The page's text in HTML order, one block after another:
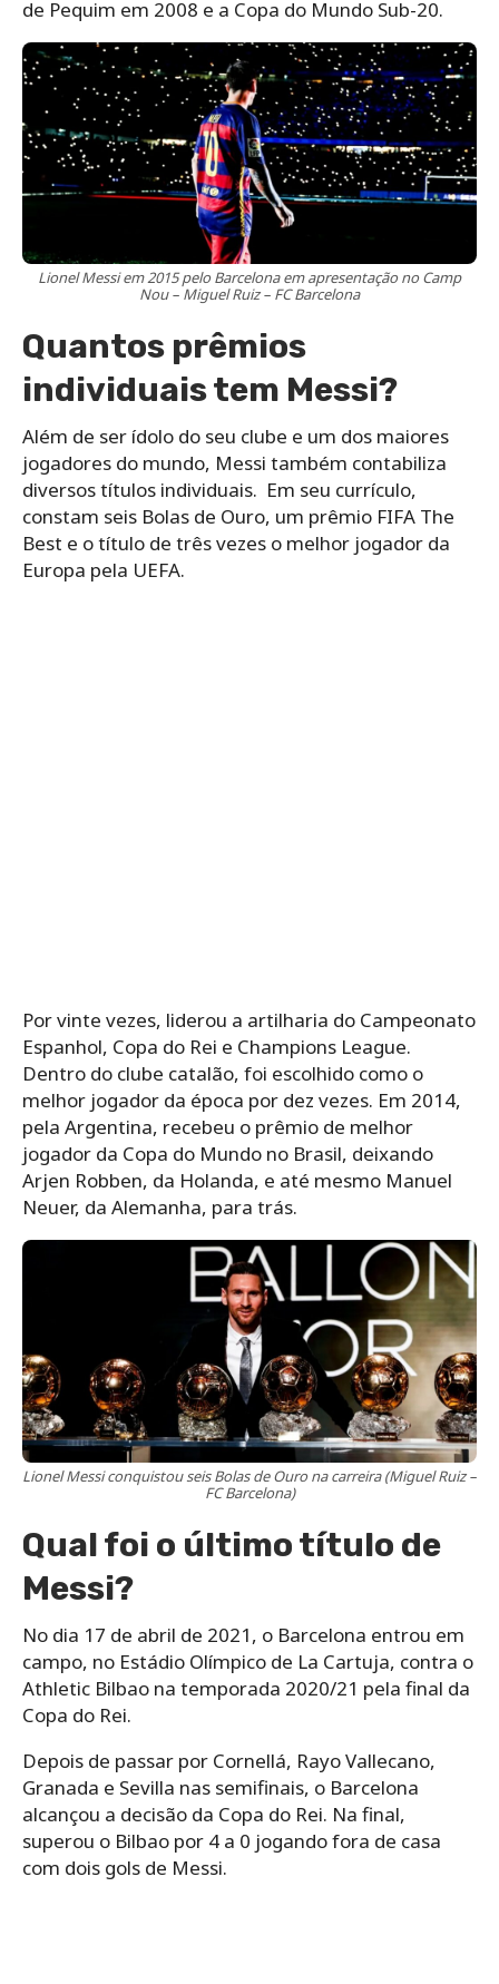
de Pequim em 2008 e a Copa do Mundo Sub-20.
Lionel Messi em 2015 pelo Barcelona em apresentação no Camp
Nou – Miguel Ruiz – FC Barcelona
Quantos prêmios
individuais tem Messi?
Além de ser ídolo do seu clube e um dos maiores
jogadores do mundo, Messi também contabiliza
diversos títulos individuais. Em seu currículo,
constam seis Bolas de Ouro, um prêmio FIFA The
Best e o título de três vezes o melhor jogador da
Europa pela UEFA.
Por vinte vezes, liderou a artilharia do Campeonato
Espanhol, Copa do Rei e Champions League.
Dentro do clube catalão, foi escolhido como o
melhor jogador da época por dez vezes. Em 2014,
pela Argentina, recebeu o prêmio de melhor
jogador da Copa do Mundo no Brasil, deixando
Arjen Robben, da Holanda, e até mesmo Manuel
Neuer, da Alemanha, para trás.
Lionel Messi conquistou seis Bolas de Ouro na carreira (Miguel Ruiz –
FC Barcelona)
Qual foi o último título de
Messi?
No dia 17 de abril de 2021, o Barcelona entrou em
campo, no Estádio Olímpico de La Cartuja, contra o
Athletic Bilbao na temporada 2020/21 pela final da
Copa do Rei.
Depois de passar por Cornellá, Rayo Vallecano,
Granada e Sevilla nas semifinais, o Barcelona
alcançou a decisão da Copa do Rei. Na final,
superou o Bilbao por 4 a 0 jogando fora de casa
com dois gols de Messi.